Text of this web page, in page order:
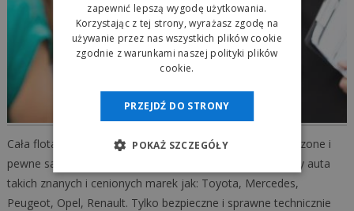
Cała flota aut naszejautowypożyczalnito tylko sprawdzone i
pewne samochody. W naszej ofercie wynajmu posiadamy auta
takich znanych i cenionych marek jak: Toyota, Mercedes,
Peugeot, Opel, Renault. Tylko bezpieczne i sprawne technicznie
zapewnić lepszą wygodę użytkowania.
Korzystając z tej strony, wyrażasz zgodę na
używanie przez nas wszystkich plików cookie
zgodnie z warunkami naszej polityki plików
cookie.
PRZEJDŹ DO STRONY
POKAŻ SZCZEGÓŁY